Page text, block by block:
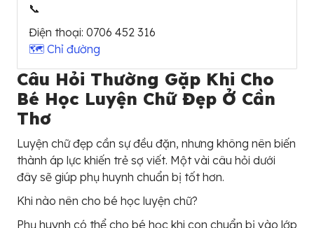
📞
Điện thoại: 0706 452 316
🗺 Chỉ đường
Câu Hỏi Thường Gặp Khi Cho
Bé Học Luyện Chữ Đẹp Ở Cần
Thơ
Luyện chữ đẹp cần sự đều đặn, nhưng không nên biến
thành áp lực khiến trẻ sợ viết. Một vài câu hỏi dưới
đây sẽ giúp phụ huynh chuẩn bị tốt hơn.
Khi nào nên cho bé học luyện chữ?
Phụ huynh có thể cho bé học khi con chuẩn bị vào lớp